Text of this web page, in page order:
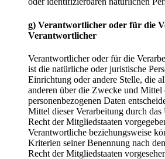
g) Verantwortlicher oder für die
Verantwortlicher
Verantwortlicher oder für die
ist die natürliche oder juristische
Einrichtung oder andere Stelle, die
anderen über die Zwecke und Mittel
personenbezogenen Daten
Mittel dieser Verarbeitung durch das
Recht der Mitgliedstaaten
Verantwortliche beziehungsweise
Kriterien seiner Benennung nach
Recht der Mitgliedstaaten